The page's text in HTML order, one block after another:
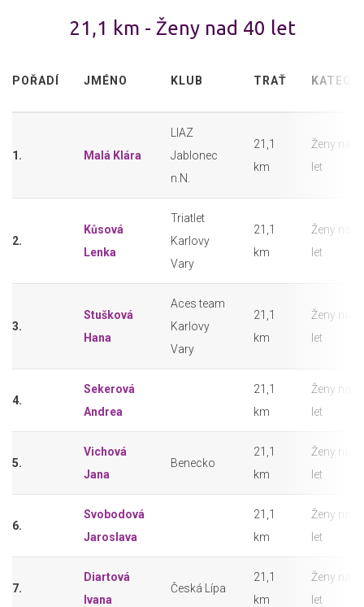
21,1 km - Ženy nad 40 let
POŘADÍ JMÉNO KLUB TRAŤ
1. Malá Klára
LIAZ
Jablonec
n.N.
21,1
km
Ženy nad
let
2.
Kůsová
Lenka
Triatlet
Karlovy
Vary
21,1
km
Ženy nad
let
3.
Stušková
Hana
Aces team
Karlovy
Vary
21,1
km
Ženy nad
let
4.
Sekerová
Andrea
21,1
km
Ženy nad
let
5.
Vichová
Jana
Benecko
21,1
km
Ženy nad
let
6.
Svobodová
Jaroslava
21,1
km
Ženy nad
let
7.
Diartová
Ivana
Česká Lípa
21,1
km
Ženy nad
let